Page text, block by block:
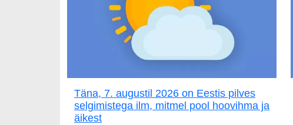
Täna, 7. augustil 2026 on Eestis pilves
selgimistega ilm, mitmel pool hoovihma ja
äikest